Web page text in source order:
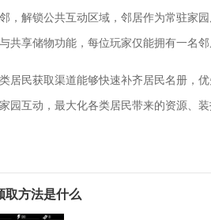
，解锁公共互动区域，邻居作为常驻家
共享储物功能，每位玩家仅能拥有一名
居民获取渠道能够快速补齐居民名册，
园互动，最大化各类居民带来的资源、
取方法是什么